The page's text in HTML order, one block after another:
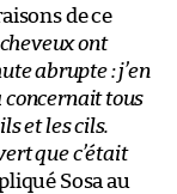
de ce
ont
abrupte : j’en
concernait tous
et les cils.
que c’était
Sosa au